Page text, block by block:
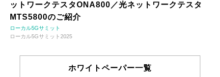
ットワークテスタONA800／光ネットワークテスタ
MTS5800のご紹介
ローカル5Gサミット
ローカル5Gサミット2025
ホワイトペーパー一覧